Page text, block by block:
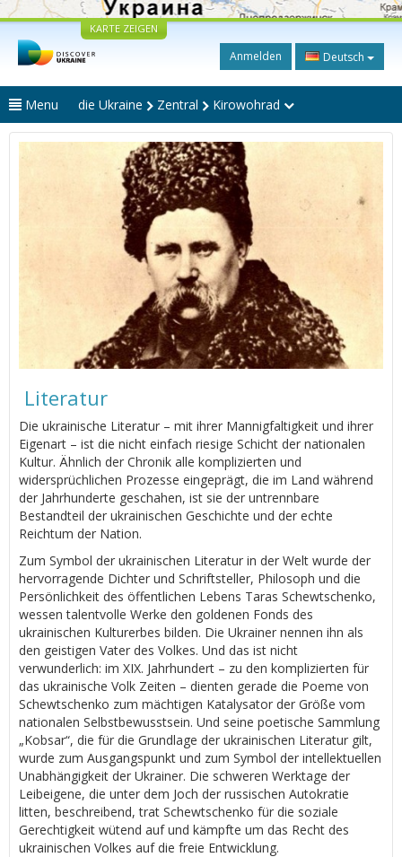
KARTE ZEIGEN
Anmelden Deutsch
Menu die Ukraine Zentral Kirowohrad
Literatur
Die ukrainische Literatur – mit ihrer Mannigfaltigkeit und ihrer
Eigenart – ist die nicht einfach riesige Schicht der nationalen
Kultur. Ähnlich der Chronik alle komplizierten und
widersprüchlichen Prozesse eingeprägt, die im Land während
der Jahrhunderte geschahen, ist sie der untrennbare
Bestandteil der ukrainischen Geschichte und der echte
Reichtum der Nation.
Zum Symbol der ukrainischen Literatur in der Welt wurde der
hervorragende Dichter und Schriftsteller, Philosoph und die
Persönlichkeit des öffentlichen Lebens Taras Schewtschenko,
wessen talentvolle Werke den goldenen Fonds des
ukrainischen Kulturerbes bilden. Die Ukrainer nennen ihn als
den geistigen Vater des Volkes. Und das ist nicht
verwunderlich: im XIX. Jahrhundert – zu den komplizierten für
das ukrainische Volk Zeiten – dienten gerade die Poeme von
Schewtschenko zum mächtigen Katalysator der Größe vom
nationalen Selbstbewusstsein. Und seine poetische Sammlung
„Kobsar“, die für die Grundlage der ukrainischen Literatur gilt,
wurde zum Ausgangspunkt und zum Symbol der intellektuellen
Unabhängigkeit der Ukrainer. Die schweren Werktage der
Leibeigene, die unter dem Joch der russischen Autokratie
litten, beschreibend, trat Schewtschenko für die soziale
Gerechtigkeit wütend auf und kämpfte um das Recht des
ukrainischen Volkes auf die freie Entwicklung.